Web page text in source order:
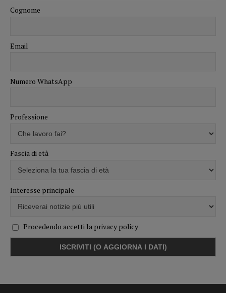
Cognome
Email
Numero WhatsApp
Professione
Fascia di età
Interesse principale
Procedendo accetti la privacy policy